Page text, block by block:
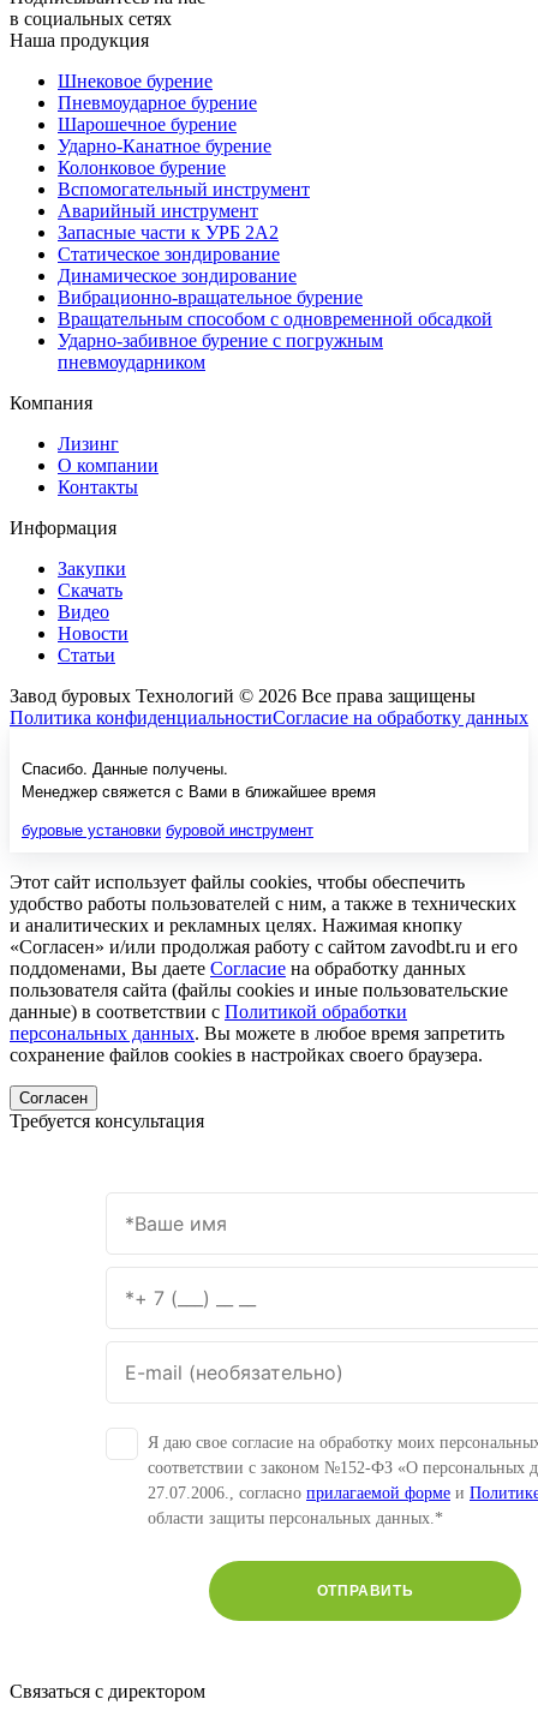
в социальных сетях
Наша продукция
Шнековое бурение
Пневмоударное бурение
Шарошечное бурение
Ударно-Канатное бурение
Колонковое бурение
Вспомогательный инструмент
Аварийный инструмент
Запасные части к УРБ 2А2
Статическое зондирование
Динамическое зондирование
Вибрационно-вращательное бурение
Вращательным способом с одновременной обсадкой
Ударно-забивное бурение с погружным
пневмоударником
Компания
Лизинг
О компании
Контакты
Информация
Закупки
Скачать
Видео
Новости
Статьи
Завод буровых Технологий © 2026 Все права защищены
Политика конфиденциальностиСогласие на обработку данных
Спасибо. Данные получены.
Менеджер свяжется с Вами в ближайшее время
буровые установки буровой инструмент
Этот сайт использует файлы cookies, чтобы обеспечить
удобство работы пользователей с ним, а также в технических
и аналитических и рекламных целях. Нажимая кнопку
«Согласен» и/или продолжая работу с сайтом zavodbt.ru и его
поддоменами, Вы даете Согласие на обработку данных
пользователя сайта (файлы cookies и иные пользовательские
данные) в соответствии с Политикой обработки
персональных данных. Вы можете в любое время запретить
сохранение файлов cookies в настройках своего браузера.
Согласен
Требуется консультация
Я даю свое согласие на обработку моих
соответствии с законом №152-ФЗ «О персональных
27.07.2006., согласно прилагаемой форме и
области защиты персональных данных.*
ОТПРАВИТЬ
Связаться с директором